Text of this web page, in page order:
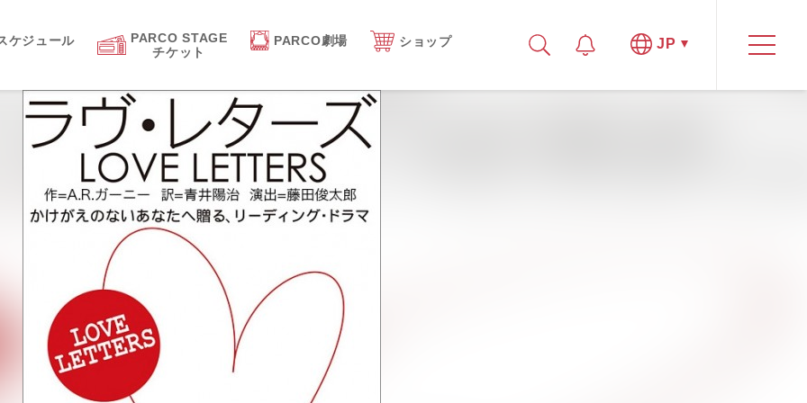
ケジュール
PARCO STAGE
チケット
PARCO劇場 ショップ JP